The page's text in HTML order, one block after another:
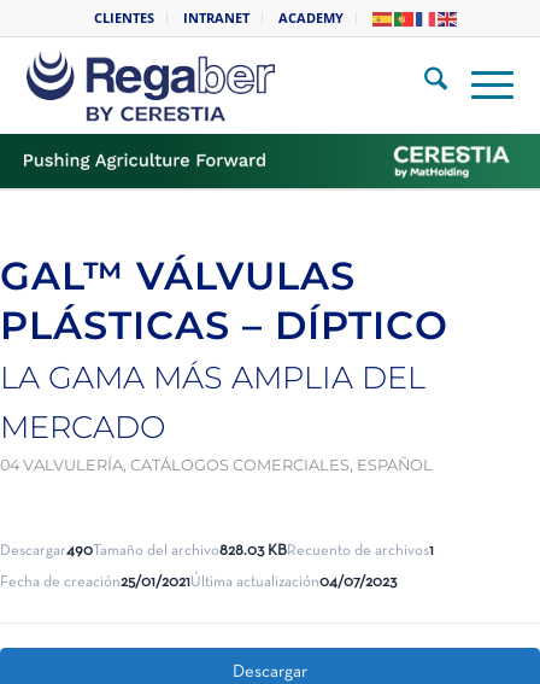
CLIENTES INTRANET ACADEMY
GAL™ VÁLVULAS
PLÁSTICAS – DÍPTICO
LA GAMA MÁS AMPLIA DEL
MERCADO
04 VALVULERÍA, CATÁLOGOS COMERCIALES, ESPAÑOL
Descargar490 Tamaño del archivo828.03 KBRecuento de archivos1
Fecha de creación25/01/2021Última actualización04/07/2023
Descargar